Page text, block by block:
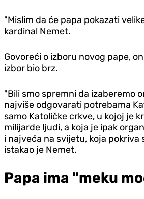
"Mislim da će papa pokazati
kardinal Nemet.
Govoreći o izboru novog pape,
izbor bio brz.
"Bili smo spremni da izaberemo
najviše odgovarati potrebama
samo Katoličke crkve, u kojoj je
milijarde ljudi, a koja je ipak
i najveća na svijetu, koja pokriva
istakao je Nemet.
Papa ima "meku